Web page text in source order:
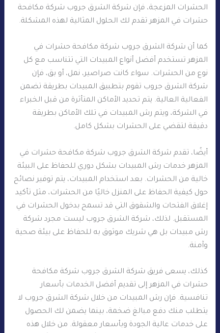
الحشرات المزعجة، فإن شركة الشرق جروب شركة مكافحة
حشرات في المزهر تقدم لك الحلول المثالية لهذه المشكلة.
كما أن شركة الشرق جروب شركة مكافحة حشرات في
المزهر تستخدم أفضل أنواع المبيدات التي تتناسب مع كل
نوع من الحشرات. سواء كانت صراصير، نمل، أو بق، فإن
شركة الشرق جروب تقوم بتطبيق المبيدات بطريقة تضمن
الفعالية العالية. يتم تحديد الأماكن المتأثرة من قبل الخبراء
في الشركة، ويتم رش المبيدات في تلك الأماكن بطريقة
دقيقة لتقضي على الحشرات بشكل كامل.
أيضًا، تقدم شركة الشرق جروب شركة مكافحة حشرات في
المزهر خدمات رش المبيدات بشكل دوري للحفاظ على البيئة
خالية من الحشرات. بعد استخدام المبيدات، يتم توفير نصائح
حول كيفية الحفاظ على المنزل خاليًا من الحشرات، مثل تأكيد
إغلاق الفتحات والشقوق التي قد تسمح بدخول الحشرات في
المستقبل. لذلك، شركة الشرق جروب ليست مجرد شركة
رش مبيدات بل هي شريك موثوق به للحفاظ على بيئة صحية
وآمنة.
كذلك، يسعى فريق شركة الشرق جروب شركة مكافحة
حشرات في المزهر إلى تقديم أفضل الخدمات بأسعار
تنافسية. فإن رش المبيدات من خلال شركة الشرق جروب لا
يتطلب منك دفع مبالغ ضخمة، بينما يضمن لك الحصول
على خدمات عالية الجودة وبأسعار معقولة. من خلال هذه